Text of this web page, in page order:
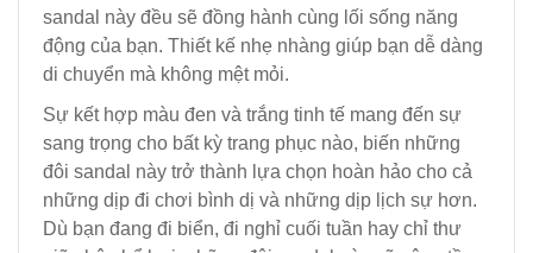
sandal này đều sẽ đồng hành cùng lối sống năng
động của bạn. Thiết kế nhẹ nhàng giúp bạn dễ dàng
di chuyển mà không mệt mỏi.
Sự kết hợp màu đen và trắng tinh tế mang đến sự
sang trọng cho bất kỳ trang phục nào, biến những
đôi sandal này trở thành lựa chọn hoàn hảo cho cả
những dịp đi chơi bình dị và những dịp lịch sự hơn.
Dù bạn đang đi biển, đi nghỉ cuối tuần hay chỉ thư